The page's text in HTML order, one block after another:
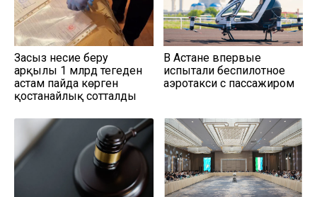
Заңсыз несие беру
арқылы 1 млрд теңгеден
астам пайда көрген
қостанайлық сотталды
В Астане впервые
испытали беспилотное
аэротакси с пассажиром